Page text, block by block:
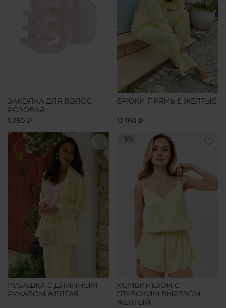
ЗАКОЛКА ДЛЯ ВОЛОС
РОЗОВАЯ
1 250 ₽
БРЮКИ ПРЯМЫЕ ЖЕЛТЫЕ
12 150 ₽
РУБАШКА С ДЛИННЫМ
РУКАВОМ ЖЕЛТАЯ
-15%
КОМБИНЕЗОН С
ГЛУБОКИМ ВЫРЕЗОМ
ЖЕЛТЫЙ